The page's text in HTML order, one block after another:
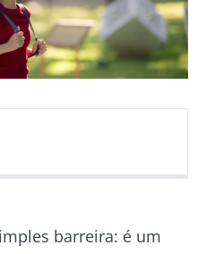
barreira: é um